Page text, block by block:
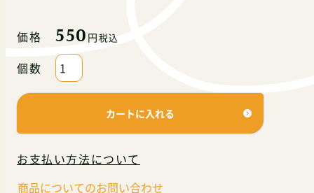
価格 550 税込
カートに入れる
お支払い方法について
商品についてのお問い合わせ